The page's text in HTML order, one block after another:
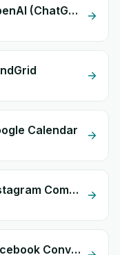
ML Ship Africa + OpenAI (ChatGPT)
Calendar
ML Ship Africa + Instagram Comment
ML Ship Africa + Facebook Conversion API (CAPI)